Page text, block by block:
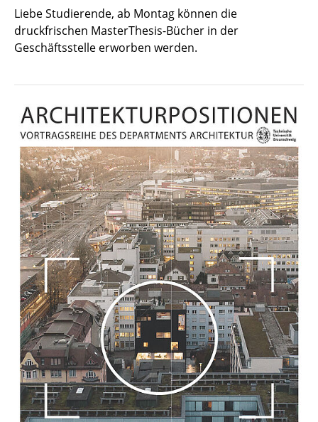
Liebe Studierende, ab Montag können die
druckfrischen MasterThesis-Bücher in der
Geschäftsstelle erworben werden.